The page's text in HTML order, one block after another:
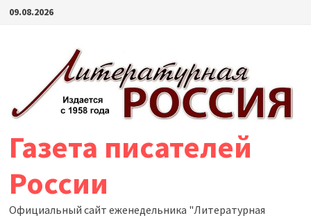
Перейти
09.08.2026
Газета писателей
России
Официальный сайт еженедельника "Литературная